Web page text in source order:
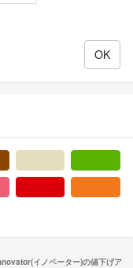
イノベーター)の値下げア